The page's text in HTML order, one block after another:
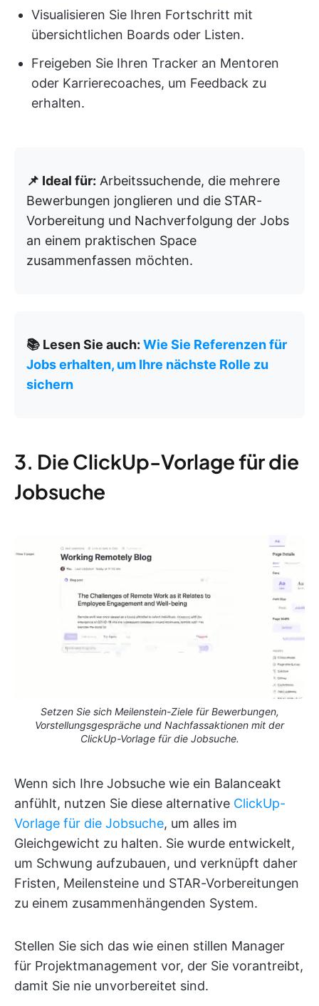
Visualisieren Sie Ihren Fortschritt mit
übersichtlichen Boards oder Listen.
Freigeben Sie Ihren Tracker an Mentoren
oder Karrierecoaches, um Feedback zu
erhalten.
📌 Ideal für: Arbeitssuchende, die mehrere
Bewerbungen jonglieren und die STAR-
Vorbereitung und Nachverfolgung der Jobs
an einem praktischen Space
zusammenfassen möchten.
📚 Lesen Sie auch: Wie Sie Referenzen für
Jobs erhalten, um Ihre nächste Rolle zu
sichern
3. Die ClickUp-Vorlage für die
Jobsuche
Setzen Sie sich Meilenstein-Ziele für Bewerbungen,
Vorstellungsgespräche und Nachfassaktionen mit der
ClickUp-Vorlage für die Jobsuche.
Wenn sich Ihre Jobsuche wie ein Balanceakt
anfühlt, nutzen Sie diese alternative ClickUp-
Vorlage für die Jobsuche, um alles im
Gleichgewicht zu halten. Sie wurde entwickelt,
um Schwung aufzubauen, und verknüpft daher
Fristen, Meilensteine und STAR-Vorbereitungen
zu einem zusammenhängenden System.
Stellen Sie sich das wie einen stillen Manager
für Projektmanagement vor, der Sie vorantreibt,
damit Sie nie unvorbereitet sind.